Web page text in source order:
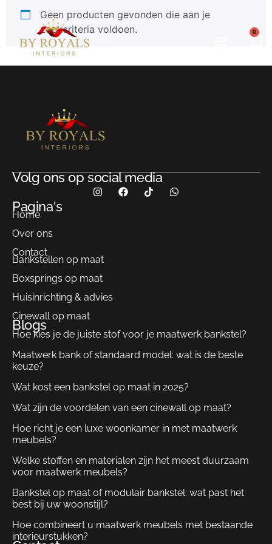
0
Geen producten gevonden die aan je
zoekcriteria voldoen.
Volg ons op social media
Pagina's
Home
Over ons
Contact
Bankstellen op maat
Boxsprings op maat
Huisinrichting & advies
Cinewall op maat
Blogs
Hoe kies je de juiste stof voor je maatwerk bankstel?
Maatwerk bank of standaard model: wat is de beste
keuze?
Wat kost een bankstel op maat in 2025?
Wat zijn de voordelen van een cinewall op maat?
Hoe richt je een luxe woonkamer in met maatwerk
meubels?
Welke stoffen en materialen zijn het meest duurzaam
voor maatwerk meubels?
Bankstel op maat of modulair bankstel: wat past het
best bij uw woonstijl?
Hoe combineert u maatwerk meubels met bestaande
interieurstukken?